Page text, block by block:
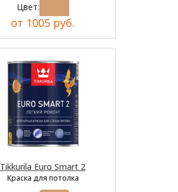
Цвет:
от 1005 руб.
Tikkurila Euro Smart 2
Краска для потолка